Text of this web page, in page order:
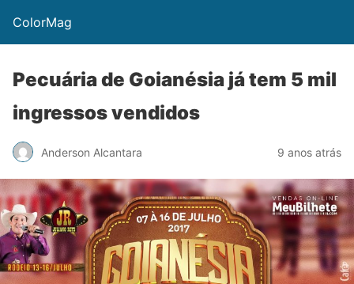
ColorMag
Pecuária de Goianésia já tem 5 mil
ingressos vendidos
Anderson Alcantara 9 anos atrás